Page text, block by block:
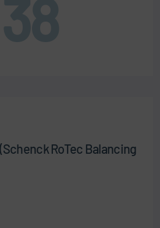
RoTec Balancing